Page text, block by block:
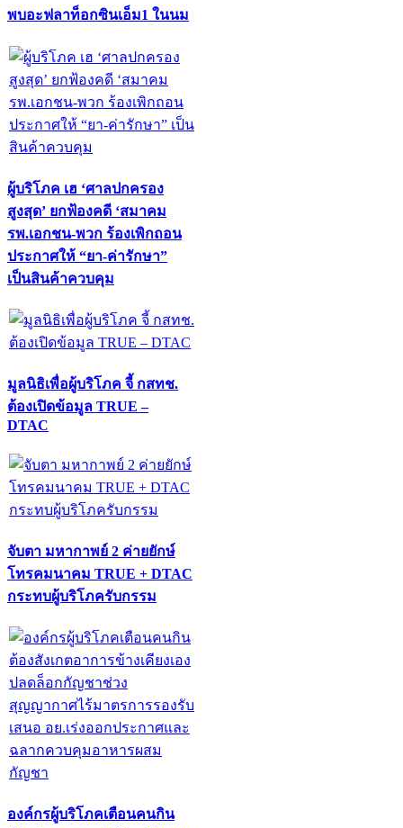
พบอะฟลาท็อกซินเอ็ม1 ในนม
ผู้บริโภค เฮ ‘ศาลปกครอง
สูงสุด’ ยกฟ้องคดี ‘สมาคม
รพ.เอกชน-พวก ร้องเพิกถอน
ประกาศให้ “ยา-ค่ารักษา”
เป็นสินค้าควบคุม
มูลนิธิเพื่อผู้บริโภค จี้ กสทช.
ต้องเปิดข้อมูล TRUE –
DTAC
จับตา มหากาพย์ 2 ค่ายยักษ์
โทรคมนาคม TRUE + DTAC
กระทบผู้บริโภครับกรรม
องค์กรผู้บริโภคเตือนคนกิน